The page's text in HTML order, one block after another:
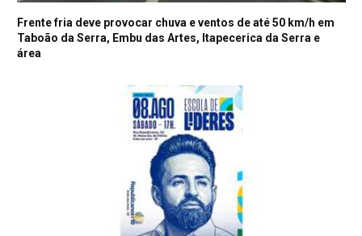
Frente fria deve provocar chuva e ventos de até 50 km/h em
Taboão da Serra, Embu das Artes, Itapecerica da Serra e
área